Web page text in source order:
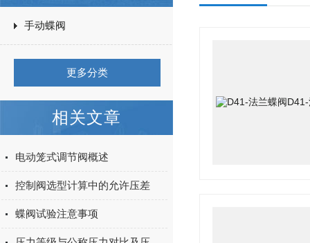
手动蝶阀
更多分类
相关文章
电动笼式调节阀概述
控制阀选型计算中的允许压差
蝶阀试验注意事项